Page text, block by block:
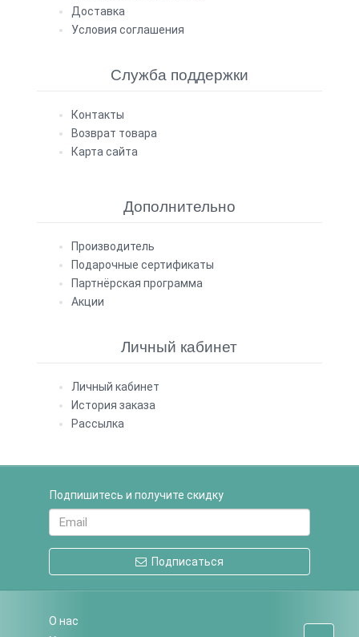
Доставка
Условия соглашения
Служба поддержки
Контакты
Возврат товара
Карта сайта
Дополнительно
Производитель
Подарочные сертификаты
Партнёрская программа
Акции
Личный кабинет
Личный кабинет
История заказа
Рассылка
Подпишитесь и получите скидку
Подписаться
О нас